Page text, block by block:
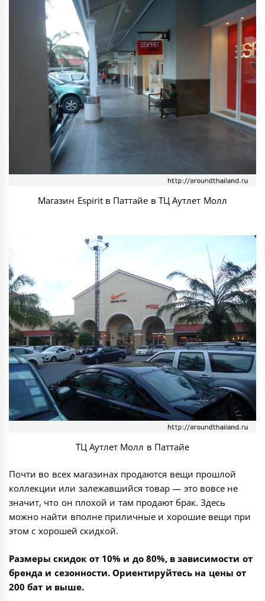
Магазин Espirit в Паттайе в ТЦ Аутлет Молл
ТЦ Аутлет Молл в Паттайе
Почти во всех магазинах продаются вещи прошлой
коллекции или залежавшийся товар — это вовсе не
значит, что он плохой и там продают брак. Здесь
можно найти вполне приличные и хорошие вещи при
этом с хорошей скидкой.
Размеры скидок от 10% и до 80%, в зависимости от
бренда и сезонности. Ориентируйтесь на цены от
200 бат и выше.